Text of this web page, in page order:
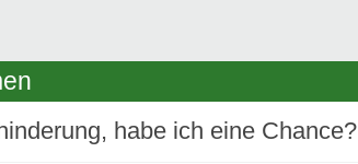
habe ich eine Chance?